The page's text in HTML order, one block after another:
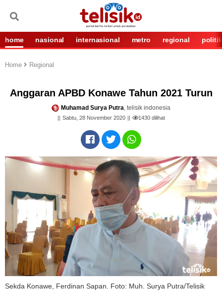
home nasional internasional metro regional politik
Home Regional
Anggaran APBD Konawe Tahun 2021 Turun
Muhamad Surya Putra, telisik indonesia
Sabtu, 28 November 2020 1430dilihat
Sekda Konawe, Ferdinan Sapan. Foto: Muh. Surya Putra/Telisik